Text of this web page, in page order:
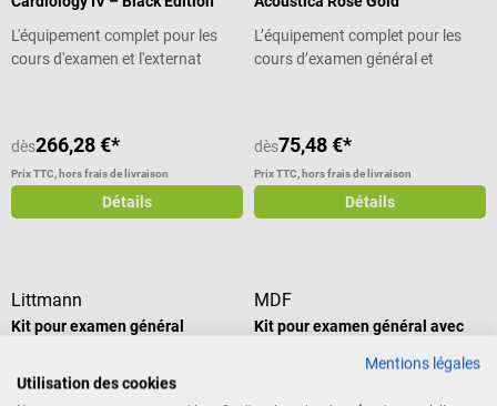
L'équipement complet pour les
cours d'examen et l'externat
dès266,28 €*
Prix TTC, hors frais de livraison
Détails
L’équipement complet pour les
cours d’examen général et
dès75,48 €*
Prix TTC, hors frais de livraison
Détails
Littmann
Kit pour examen général
Champagne Edition
L'équipement complet pour les
MDF
Kit pour examen général avec
Mentions légales
Utilisation des cookies